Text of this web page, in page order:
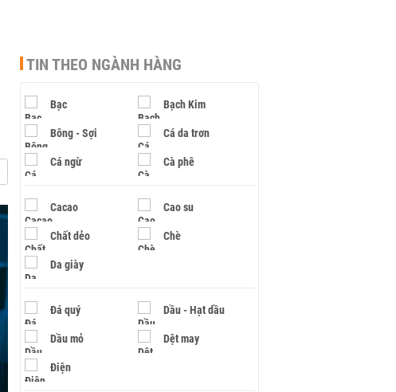
TIN THEO NGÀNH HÀNG
Bạc Bạch Kim
Bông - Sợi Cá da trơn
Cá ngừ Cà phê
Cacao Cao su
Chất dẻo Chè
Da giày
Đá quý Dầu - Hạt dầu
Dầu mỏ Dệt may
Điện